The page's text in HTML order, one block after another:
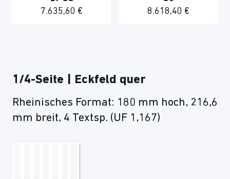
7.635,60 €
8.618,40 €
1/4-Seite | Eckfeld quer
Rheinisches Format: 180 mm hoch, 216,6
mm breit, 4 Textsp. (UF 1,167)